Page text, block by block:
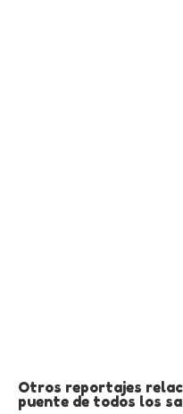
Otros reportajes
puente de todos los